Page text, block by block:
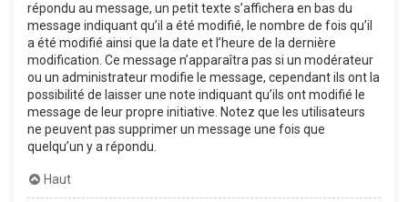
répondu au message, un petit texte s’affichera en bas du
message indiquant qu’il a été modifié, le nombre de fois qu’il
a été modifié ainsi que la date et l’heure de la dernière
modification. Ce message n’apparaîtra pas si un modérateur
ou un administrateur modifie le message, cependant ils ont la
possibilité de laisser une note indiquant qu’ils ont modifié le
message de leur propre initiative. Notez que les utilisateurs
ne peuvent pas supprimer un message une fois que
quelqu’un y a répondu.
Haut